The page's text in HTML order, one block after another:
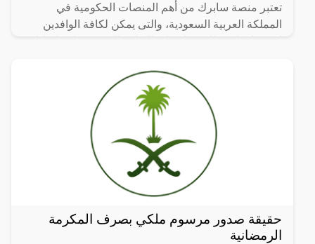
تعتبر منصة سابرك من أهم المنصات الحكومية في
المملكة العربية السعودية، والتى يمكن لكافة الوافدين
حقيقة صدور مرسوم ملكي بصرف المكرمة
الرمضانية